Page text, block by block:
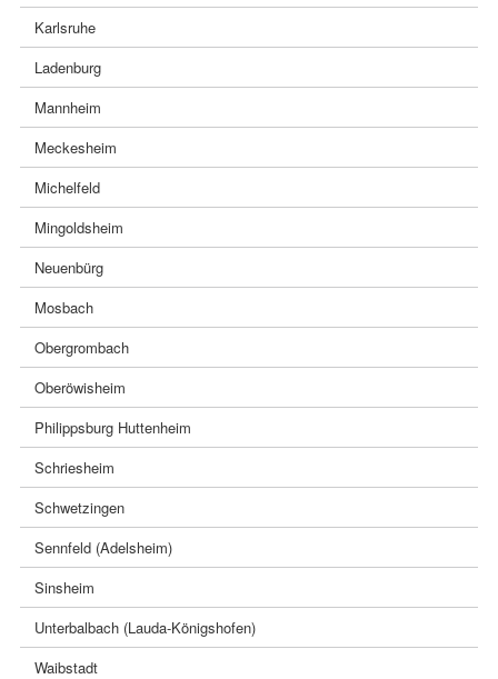
Karlsruhe
Ladenburg
Mannheim
Meckesheim
Michelfeld
Mingoldsheim
Neuenbürg
Mosbach
Obergrombach
Oberöwisheim
Philippsburg Huttenheim
Schriesheim
Schwetzingen
Sennfeld (Adelsheim)
Sinsheim
Unterbalbach (Lauda-Königshofen)
Waibstadt